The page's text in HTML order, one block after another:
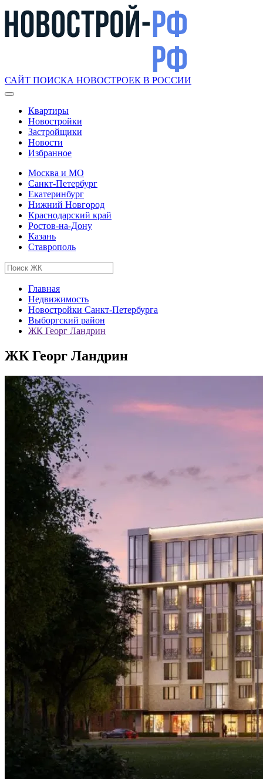
САЙТ ПОИСКА НОВОСТРОЕК В РОССИИ
Квартиры
Новостройки
Застройщики
Новости
Избранное
Москва и МО
Санкт-Петербург
Екатеринбург
Нижний Новгород
Краснодарский край
Ростов-на-Дону
Казань
Ставрополь
Главная
Недвижимость
Новостройки Санкт-Петербурга
Выборгский район
ЖК Георг Ландрин
ЖК Георг Ландрин